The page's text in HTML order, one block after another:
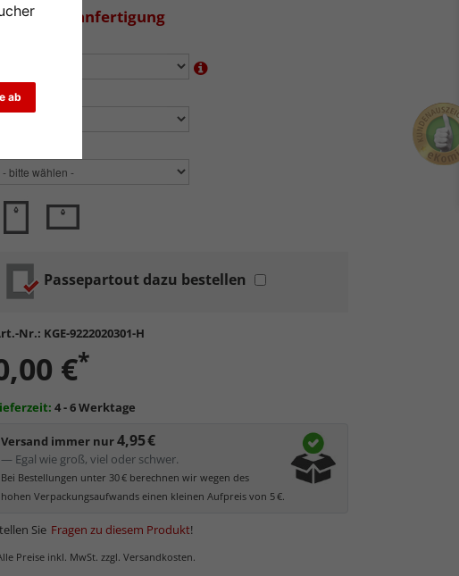
ab
zur Maßanfertigung
wählen:
Passepartout dazu bestellen
Nr.: KGE-9222020301-H
€*
4 - 6 Werktage
Versand immer nur4,95 €
— Egal wie groß, viel oder schwer.
Bei Bestellungen unter 30 € berechnen wir wegen des
hohen Verpackungsaufwands einen kleinen Aufpreis von 5 €.
Sie Fragen zu diesem Produkt!
Preise inkl. MwSt. zzgl. Versandkosten.